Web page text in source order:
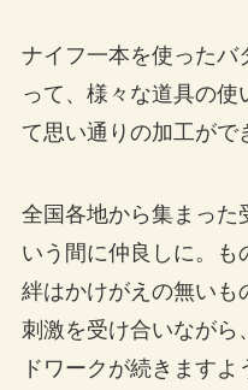
ナイフ一本を使ったバ
って、様々な道具の使
て思い通りの加工がで
全国各地から集まった
いう間に仲良しに。も
絆はかけがえの無いも
刺激を受け合いながら
ドワークが続きますよ